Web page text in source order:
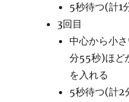
5秒待つ(計1
3回目
中心から小
分55秒)ほど
を入れる
5秒待つ(計2